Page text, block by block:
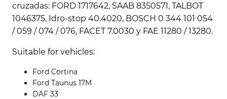
cruzadas: FORD 1717642, SAAB 8350571, TALBOT
1046375, Idro-stop 40.4020, BOSCH 0 344 101 054
/ 059 / 074 / 076, FACET 7.0030 y FAE 11280 / 13280.
Suitable for vehicles:
Ford Cortina
Ford Taunus 17M
DAF 33